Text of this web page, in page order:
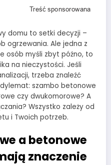
domu to setki decyzji –
ogrzewania. Ale jedna z
osób myśli zbyt późno, to
na nieczystości. Jeśli
trzeba znaleźć
szambo betonowe
czy dwukomorowe? A
Wszystko zależy od
i Twoich potrzeb.
a betonowe
znaczenie